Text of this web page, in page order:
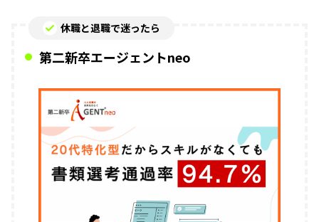
休職と退職で迷ったら
第二新卒エージェントneo